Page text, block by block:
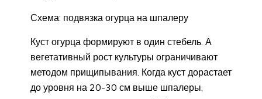
Схема: подвязка огурца на шпалеру
Куст огурца формируют в один стебель. А
вегетативный рост культуры ограничивают
методом прищипывания. Когда куст дорастает
до уровня на 20-30 см выше шпалеры,